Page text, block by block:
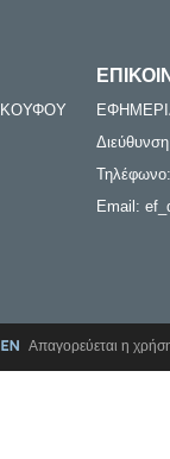
Email:
Απαγορεύεται η